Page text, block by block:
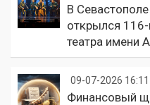
В
открылся
театра имени
09-07-2026 16:11
Финансовый